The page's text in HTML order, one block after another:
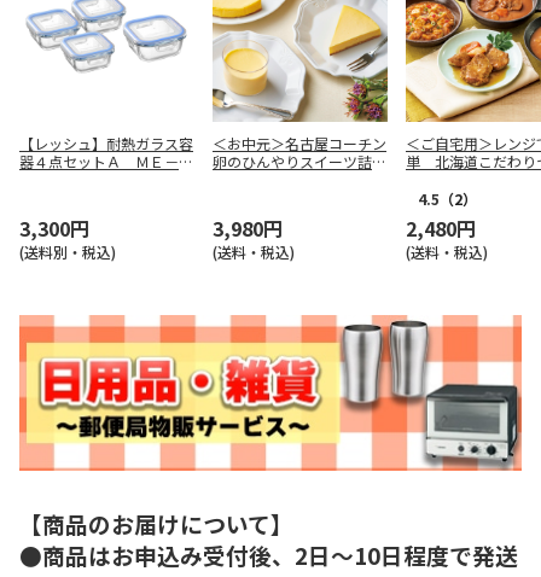
【レッシュ】耐熱ガラス容
器４点セットＡ ＭＥ－７
3,300円
(送料別・税込)
＜お中元＞名古屋コーチン
卵のひんやりスイーツ詰合
3,980円
(送料・税込)
＜ご自宅用＞レンジ
単 北海道こだわり
4.5 （2）
2,480円
(送料・税込)
【商品のお届けについて】
●商品はお申込み受付後、2日～10日程度で発送